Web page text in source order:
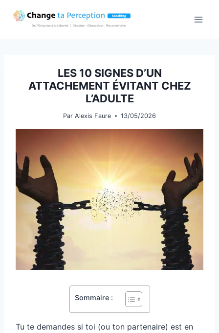
LES 10 SIGNES D’UN
ATTACHEMENT ÉVITANT CHEZ
L’ADULTE
Par Alexis Faure 13/05/2026
Sommaire :
Tu te demandes si toi (ou ton partenaire) est en